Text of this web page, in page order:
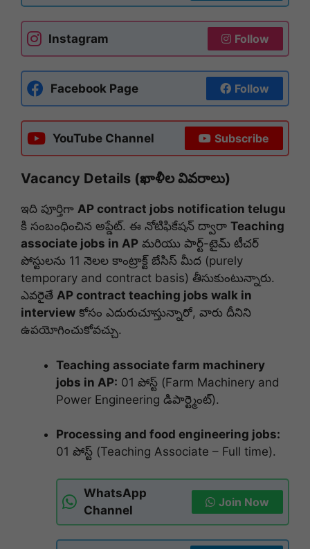
Instagram Follow
Facebook Page Follow
YouTube Channel Subscribe
Vacancy Details (ఖాళీల వివరాలు)
ఇది పూర్తిగా AP contract jobs notification telugu
కి సంబంధించిన అప్డేట్. ఈ నోటిఫికేషన్ ద్వారా Teaching
associate jobs in AP మరియు పార్ట్-టైమ్ టీచర్
పోస్టులను 11 నెలల కాంట్రాక్ట్ బేసిస్ మీద (purely
temporary and contract basis) తీసుకుంటున్నారు.
ఎవరైతే AP contract teaching jobs walk in
interview కోసం ఎదురుచూస్తున్నారో, వారు దీనిని
ఉపయోగించుకోవచ్చు.
Teaching associate farm machinery
jobs in AP: 01 పోస్ట్ (Farm Machinery and
Power Engineering డిపార్ట్మెంట్).
Processing and food engineering jobs:
01 పోస్ట్ (Teaching Associate – Full time).
WhatsApp
Channel
Join Now